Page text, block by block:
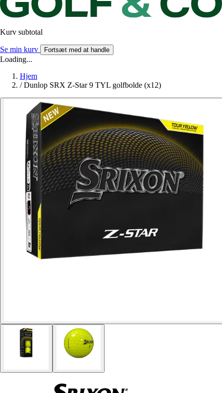
Kurv subtotal
Se min kurv Fortsæt med at handle
Loading...
Hjem
/ Dunlop SRX Z-Star 9 TYL golfbolde (x12)